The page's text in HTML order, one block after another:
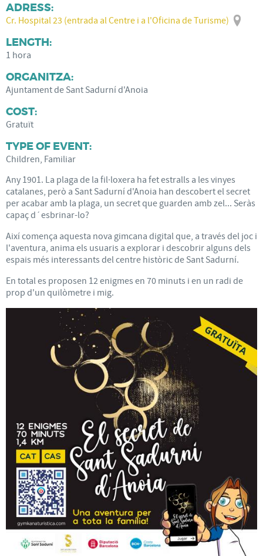
ADRESS:
Cr. Hospital 23 (entrada al Centre i a l'Oficina de Turisme)
LENGTH:
1 hora
ORGANITZA:
Ajuntament de Sant Sadurní d'Anoia
COST:
Gratuït
TYPE OF EVENT:
Children, Familiar
Any 1901. La plaga de la fil·loxera ha fet estralls a les vinyes
catalanes, però a Sant Sadurní d'Anoia han descobert el secret
per acabar amb la plaga, un secret que guarden amb zel... Seràs
capaç d´esbrinar-lo?
Així comença aquesta nova gimcana digital que, a través del joc i
l'aventura, anima els usuaris a explorar i descobrir alguns dels
espais més interessants del centre històric de Sant Sadurní.
En total es proposen 12 enigmes en 70 minuts i en un radi de
prop d'un quilòmetre i mig.